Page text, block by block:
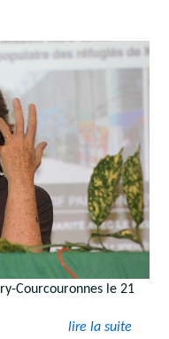
Courcouronnes le 21
lire la suite